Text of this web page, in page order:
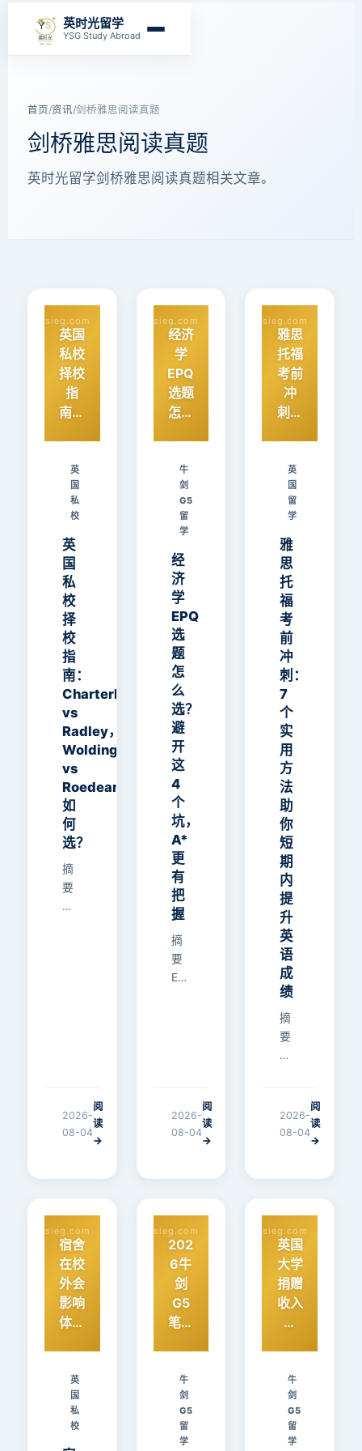
英时光留学
YSG Study Abroad
首页/资讯/剑桥雅思阅读真题
剑桥雅思阅读真题
英时光留学剑桥雅思阅读真题相关文章。
ysieg.com
英国
私校
择校
指
南：
hou
se
vs
ey，
Wol
ding
ham
vs
Roe
dea
n，
如何
选？
英
国
私
校
英
国
私
校
择
校
指
南：
Charterhouse
vs
Radley，
Woldingham
vs
Roedean，
如
何
选？
摘
要
面
长
常
难。
本
文
从
学
氛
围、
地
理…
2026-
08-04
阅
读
→
ysieg.com
经济
学
EPQ
选题
怎么
这4
个
坑，
A*更
有把
握
牛
剑
G5
留
学
经
济
学
EPQ
选
题
怎
么
选？
避
开
这
4
个
坑，
A*
更
有
把
握
摘
要
EPQ
限，
学
向
尤
其
要
避
开
题
目
大、
过
旧、
文
2026-
08-04
阅
读
→
ysieg.com
雅思
托福
考前
冲
刺：
方法
助你
短期
升英
语成
绩
英
国
留
学
雅
思
托
福
考
前
冲
刺：
7
个
实
用
方
法
助
你
短
期
内
提
升
英
语
成
绩
摘
要
距
思
或
剩
数
周，
如
效
刺？
本
文
整
2026-
08-04
阅
读
→
ysieg.com
宿舍
在校
外会
影响
体验
tenh
am
Ladi
英
国
私
校
ysieg.com
202
6牛
剑
G5
笔试
开放
预
约，
这些
牛
剑
G5
留
学
ysieg.com
英国
大学
捐赠
收入
排
领
跑，
这笔
钱如
牛
剑
G5
留
学